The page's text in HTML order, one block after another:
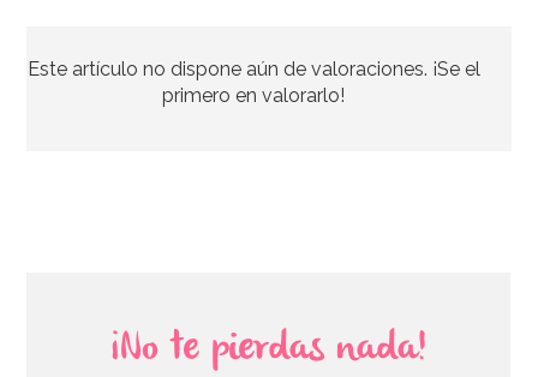
2,50€
Este artículo no dispone aún de valoraciones. ¡Se el
primero en valorarlo!
¡No te pierdas nada!